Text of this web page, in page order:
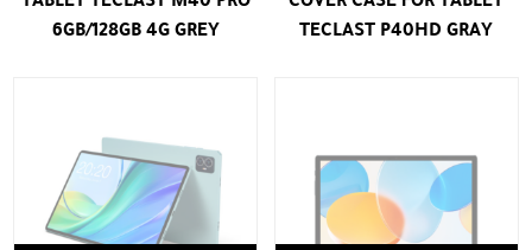
TECLAST P40HD GRAY
6GB/128GB 4G GREY